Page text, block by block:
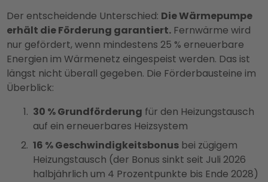
Der entscheidende Unterschied: Die Wärmepumpe
erhält die Förderung garantiert.Fernwärme wird
nur gefördert, wenn mindestens 25 % erneuerbare
Energien im Wärmenetz eingespeist werden. Das ist
längst nicht überall gegeben. Die Förderbausteine im
Überblick:
30 % Grundförderung für den Heizungstausch
auf ein erneuerbares Heizsystem
16 % Geschwindigkeitsbonusbei zügigem
Heizungstausch (der Bonus sinkt seit Juli 2026
halbjährlich um 4 Prozentpunkte bis Ende 2028)